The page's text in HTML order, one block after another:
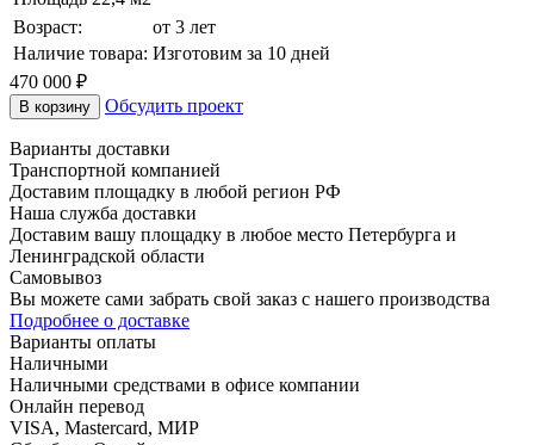
Возраст:
от 3 лет
Наличие товара: Изготовим за 10 дней
470 000 ₽
В корзину Обсудить проект
Варианты доставки
Транспортной компанией
Доставим площадку в любой регион РФ
Наша служба доставки
Доставим вашу площадку в любое место Петербурга и
Ленинградской области
Самовывоз
Вы можете сами забрать свой заказ с нашего производства
Подробнее о доставке
Варианты оплаты
Наличными
Наличными средствами в офисе компании
Онлайн перевод
VISA, Mastercard, МИР